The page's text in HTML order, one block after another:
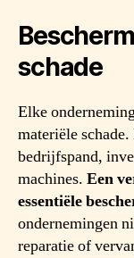
schade
Elke
materiële
bedrijfspand,
machines. Een
essentiële
ondernemingen
reparatie of